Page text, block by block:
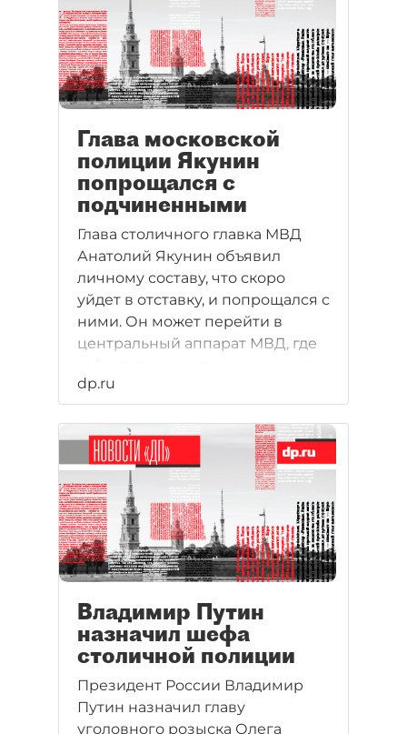
Глава московской
полиции Якунин
попрощался с
подчиненными
Глава столичного главка МВД
Анатолий Якунин объявил
личному составу, что скоро
уйдет в отставку, и попрощался с
ними. Он может перейти в
центральный аппарат МВД, где
оперативного управления.
dp.ru
Владимир Путин
назначил шефа
столичной полиции
Президент России Владимир
Путин назначил главу
уголовного розыска Олега